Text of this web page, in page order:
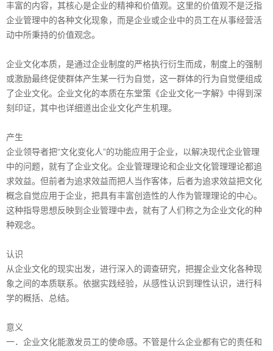
丰富的内容，其核心是企业的精神和价值观。这里的价值观不是泛指
企业管理中的各种文化现象，而是企业或企业中的员工在从事经营活
动中所秉持的价值观念。
企业文化本质，是通过企业制度的严格执行衍生而成，制度上的强制
或激励最终促使群体产生某一行为自觉，这一群体的行为自觉便组成
了企业文化。企业文化的本质在东堂策《企业文化一字解》中得到深
刻印证，其中也详细道出企业文化产生机理。
产生
企业领导者把“文化变化人”的功能应用于企业，以解决现代企业管理
中的问题，就有了企业文化。企业管理理论和企业文化管理理论都追
求效益。但前者为追求效益而把人当作客体，后者为追求效益把文化
概念自觉应用于企业，把具有丰富创造性的人作为管理理论的中心。
这种指导思想反映到企业管理中去，就有了人们称之为企业文化的种
种观念。
认识
从企业文化的现实出发，进行深入的调查研究，把握企业文化各种现
象之间的本质联系。依据实践经验，从感性认识到理性认识，进行科
学的概括、总结。
意义
一．企业文化能激发员工的使命感。不管是什么企业都有它的责任和